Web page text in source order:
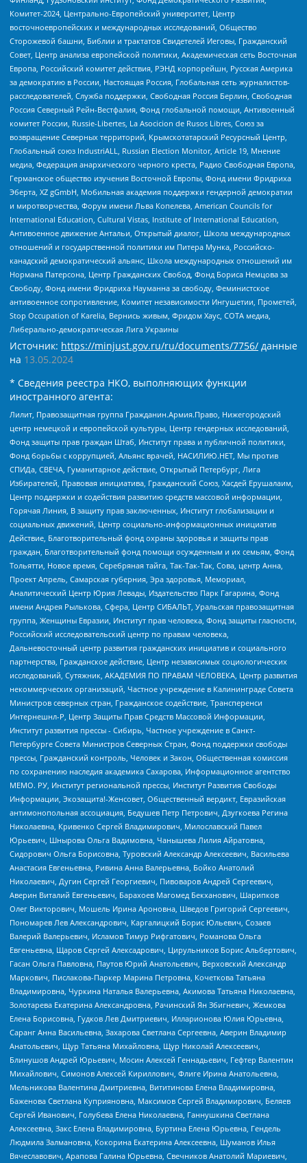
Комитет-2024, Центрально-Европейский университет, Центр
восточноевропейских и международных исследований, Общество
Сторожевой башни, Библии и трактатов Свидетелей Иеговы, Гражданский
Совет, Центр анализа европейской политики, Академическая сеть Восточная
Европа, Российский комитет действия, РЭНД корпорейшн, Русская Америка
за демократию в России, Настоящая Россия, Глобальная сеть журналистов-
расследователей, Служба поддержки, Свободная Россия Берлин, Свободная
Россия Северный Рейн-Вестфалия, Фонд глобальной помощи, Антивоенный
комитет России, Russie-Libertes, La Asocicion de Rusos Libres, Союз за
возвращение Северных территорий, Крымскотатарский Ресурсный Центр,
Глобальный союз IndustriALL, Russian Election Monitor, Article 19, Мнение
медиа, Федерация анархического черного креста, Радио Свободная Европа,
Германское общество изучения Восточной Европы, Фонд имени Фридриха
Эберта, XZ gGmbH, Мобильная академия поддержки гендерной демократии
и миротворчества, Форум имени Льва Копелева, American Councils for
International Education, Cultural Vistas, Institute of International Education,
Антивоенное движение Антальи, Открытый диалог, Школа международных
отношений и государственной политики им Питера Мунка, Российско-
канадский демократический альянс, Школа международных отношений им
Нормана Патерсона, Центр Гражданских Свобод, Фонд Бориса Немцова за
Свободу, Фонд имени Фридриха Науманна за свободу, Феминистское
антивоенное сопротивление, Комитет независимости Ингушетии, Прометей,
Stop Occupation of Karelia, Вернись живым, Фридом Хаус, СОТА медиа,
Либерально-демократическая Лига Украины
Источник: https://minjust.gov.ru/ru/documents/7756/ данные
на 13.05.2024
* Сведения реестра НКО, выполняющих функции
иностранного агента:
Лилит, Правозащитная группа Гражданин.Армия.Право, Нижегородский
центр немецкой и европейской культуры, Центр гендерных исследований,
Фонд защиты прав граждан Штаб, Институт права и публичной политики,
Фонд борьбы с коррупцией, Альянс врачей, НАСИЛИЮ.НЕТ, Мы против
СПИДа, СВЕЧА, Гуманитарное действие, Открытый Петербург, Лига
Избирателей, Правовая инициатива, Гражданский Союз, Хасдей Ерушалаим,
Центр поддержки и содействия развитию средств массовой информации,
Горячая Линия, В защиту прав заключенных, Институт глобализации и
социальных движений, Центр социально-информационных инициатив
Действие, Благотворительный фонд охраны здоровья и защиты прав
граждан, Благотворительный фонд помощи осужденным и их семьям, Фонд
Тольятти, Новое время, Серебряная тайга, Так-Так-Так, Сова, центр Анна,
Проект Апрель, Самарская губерния, Эра здоровья, Мемориал,
Аналитический Центр Юрия Левады, Издательство Парк Гагарина, Фонд
имени Андрея Рылькова, Сфера, Центр СИБАЛЬТ, Уральская правозащитная
группа, Женщины Евразии, Институт прав человека, Фонд защиты гласности,
Российский исследовательский центр по правам человека,
Дальневосточный центр развития гражданских инициатив и социального
партнерства, Гражданское действие, Центр независимых социологических
исследований, Сутяжник, АКАДЕМИЯ ПО ПРАВАМ ЧЕЛОВЕКА, Центр развития
некоммерческих организаций, Частное учреждение в Калининграде Совета
Министров северных стран, Гражданское содействие, Трансперенси
Интернешнл-Р, Центр Защиты Прав Средств Массовой Информации,
Институт развития прессы - Сибирь, Частное учреждение в Санкт-
Петербурге Совета Министров Северных Стран, Фонд поддержки свободы
прессы, Гражданский контроль, Человек и Закон, Общественная комиссия
по сохранению наследия академика Сахарова, Информационное агентство
МЕМО. РУ, Институт региональной прессы, Институт Развития Свободы
Информации, Экозащита!-Женсовет, Общественный вердикт, Евразийская
антимонопольная ассоциация, Бедушев Петр Петрович, Дзугкоева Регина
Николаевна, Кривенко Сергей Владимирович, Милославский Павел
Юрьевич, Шнырова Ольга Вадимовна, Чанышева Лилия Айратовна,
Сидорович Ольга Борисовна, Туровский Александр Алексеевич, Васильева
Анастасия Евгеньевна, Ривина Анна Валерьевна, Бойко Анатолий
Николаевич, Дугин Сергей Георгиевич, Пивоваров Андрей Сергеевич,
Аверин Виталий Евгеньевич, Барахоев Магомед Бекханович, Шарипков
Олег Викторович, Мошель Ирина Ароновна, Шведов Григорий Сергеевич,
Пономарев Лев Александрович, Каргалицкий Борис Юльевич, Созаев
Валерий Валерьевич, Исламов Тимур Рифгатович, Романова Ольга
Евгеньевна, Щаров Сергей Алексадрович, Цирульников Борис Альбертович,
Гасан Ольга Павловна, Паутов Юрий Анатольевич, Верховский Александр
Маркович, Пислакова-Паркер Марина Петровна, Кочеткова Татьяна
Владимировна, Чуркина Наталья Валерьевна, Акимова Татьяна Николаевна,
Золотарева Екатерина Александровна, Рачинский Ян Збигневич, Жемкова
Елена Борисовна, Гудков Лев Дмитриевич, Илларионова Юлия Юрьевна,
Саранг Анна Васильевна, Захарова Светлана Сергеевна, Аверин Владимир
Анатольевич, Щур Татьяна Михайловна, Щур Николай Алексеевич,
Блинушов Андрей Юрьевич, Мосин Алексей Геннадьевич, Гефтер Валентин
Михайлович, Симонов Алексей Кириллович, Флиге Ирина Анатольевна,
Мельникова Валентина Дмитриевна, Вититинова Елена Владимировна,
Баженова Светлана Куприяновна, Максимов Сергей Владимирович, Беляев
Сергей Иванович, Голубева Елена Николаевна, Ганнушкина Светлана
Алексеевна, Закс Елена Владимировна, Буртина Елена Юрьевна, Гендель
Людмила Залмановна, Кокорина Екатерина Алексеевна, Шуманов Илья
Вячеславович, Арапова Галина Юрьевна, Свечников Анатолий Мариевич,